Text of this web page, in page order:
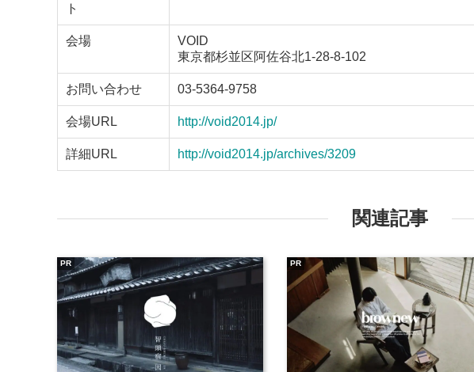
ト
会場
VOID
東京都杉並区阿佐谷北1-28-8-102
お問い合わせ 03-5364-9758
会場URL http://void2014.jp/
詳細URL http://void2014.jp/archives/3209
関連記事
PR PR